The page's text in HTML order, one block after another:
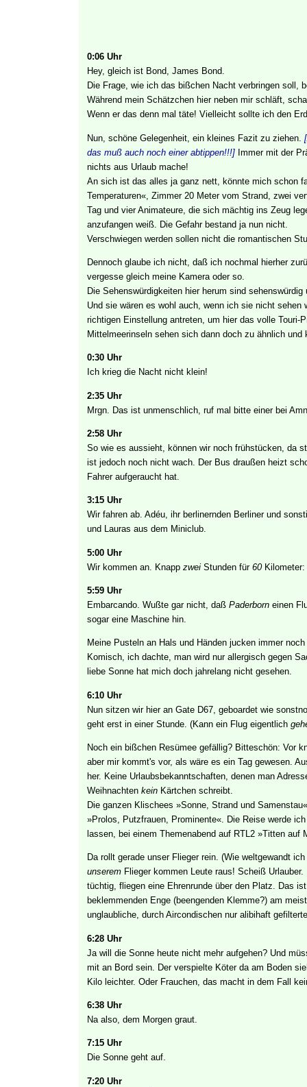
0:06 Uhr
Hey, gleich ist Bond, James Bond.
Die Frage, wie ich das bißchen Nacht verbringen soll,
Während mein Schätzchen hier neben mir schläft,
Wenn er das denn mal täte! Vielleicht sollte ich den
Nun, schöne Gelegenheit, ein kleines Fazit zu ziehen.
das muß auch noch einer abtippen!!!]Immer mit der
nichts aus Urlaub mache!
An sich ist das alles ja ganz nett, könnte mich schon
Temperaturen«, Zimmer 20 Meter vom Strand, zwei
Tag und vier Animateure, die sich mächtig ins Zeug
anzufangen weiß. Die Gefahr bestand ja nun nicht.
Verschwiegen werden sollen nicht die romantischen
Dennoch glaube ich nicht, daß ich nochmal hierher
vergesse gleich meine Kamera oder so.
Die Sehenswürdigkeiten hier herum sind
Und sie wären es wohl auch, wenn ich sie nicht
richtigen Einstellung antreten, um hier das volle Touri-
Mittelmeerinseln sehen sich dann doch zu ähnlich
0:30 Uhr
Ich krieg die Nacht nicht klein!
2:35 Uhr
Mrgn. Das ist unmenschlich, ruf mal bitte einer bei
2:58 Uhr
So wie es aussieht, können wir noch frühstücken, da
ist jedoch noch nicht wach. Der Bus draußen heizt
Fahrer aufgeraucht hat.
3:15 Uhr
Wir fahren ab. Adéu, ihr berlinernden Berliner und
und Lauras aus dem Miniclub.
5:00 Uhr
Wir kommen an. Knapp zwei Stunden für 60Kilometer:
5:59 Uhr
Embarcando. Wußte gar nicht, daß Paderborneinen
sogar eine Maschine hin.
Meine Pusteln an Hals und Händen jucken immer
Komisch, ich dachte, man wird nur allergisch gegen
liebe Sonne hat mich doch jahrelang nicht gesehen.
6:10 Uhr
Nun sitzen wir hier an Gate D67, geboardet wie
geht erst in einer Stunde. (Kann ein Flug eigentlich
Noch ein bißchen Resümee gefällig? Bitteschön: Vor
aber mir kommt's vor, als wäre es ein Tag gewesen.
her. Keine Urlaubsbekanntschaften, denen man
Weihnachten keinKärtchen schreibt.
Die ganzen Klischees »Sonne, Strand und
»Prolos, Putzfrauen, Prominente«. Die Reise werde
lassen, bei einem Themenabend auf RTL2 »Titten auf
Da rollt gerade unser Flieger rein. (Wie weltgewandt ich
unseremFlieger kommen Leute raus! Scheiß
tüchtig, fliegen eine Ehrenrunde über den Platz. Das
beklemmenden Enge (beengenden Klemme?) am
unglaubliche, durch Aircondischen nur alibihaft
6:28 Uhr
Ja will die Sonne heute nicht mehr aufgehen? Und
mit an Bord sein. Der verspielte Köter da am Boden
Kilo leichter. Oder Frauchen, das macht in dem Fall
6:38 Uhr
Na also, dem Morgen graut.
7:15 Uhr
Die Sonne geht auf.
7:20 Uhr